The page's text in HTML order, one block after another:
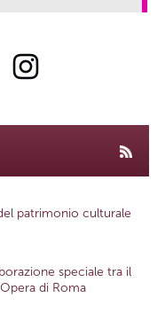
patrimonio culturale
speciale tra il
di Roma